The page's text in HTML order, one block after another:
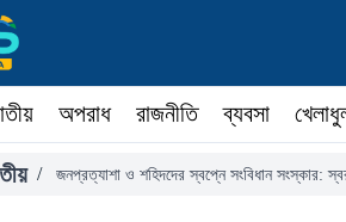
অপরাধ রাজনীতি ব্যবসা
/ জনপ্রত্যাশা ও শহিদদের স্বপ্নে সংবিধান সংস্কার: